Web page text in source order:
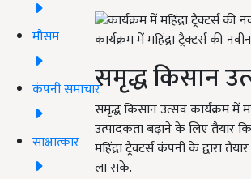
मौसम
कंपनी समाचार
साक्षात्कार
कार्यक्रम में महिंद्रा ट्रैक्टर्स की
समृद्ध किसान
समृद्ध किसान उत्सव कार्यक्रम में
उत्पादकता बढ़ाने के लिए तैयार
महिंद्रा ट्रैक्टर्स कंपनी के
ला सके.